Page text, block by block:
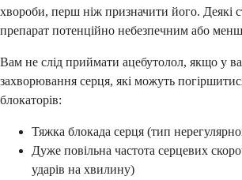
хвороби, перш ніж призначити його. Деякі
препарат потенційно небезпечним або
Вам не слід приймати ацебутолол, якщо у
захворювання серця, які можуть
блокаторів:
Тяжка блокада серця (тип
Дуже повільна частота серцевих
ударів на хвилину)